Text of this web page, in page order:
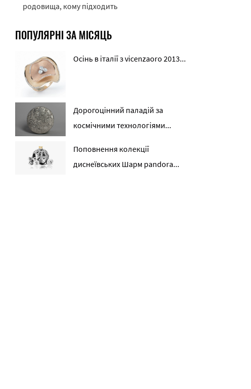
родовища, кому підходить
ПОПУЛЯРНІ ЗА МІСЯЦЬ
Осінь в італії з vicenzaoro 2013...
Дорогоцінний паладій за
космічними технологіями...
Поповнення колекції
диснеївських Шарм pandora...